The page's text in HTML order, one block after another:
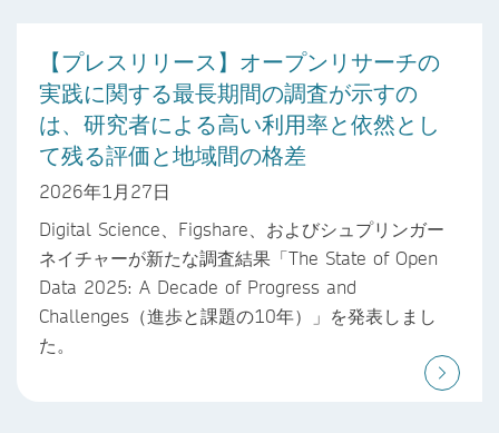
【プレスリリース】オープンリサーチの
実践に関する最長期間の調査が示すの
は、研究者による高い利用率と依然とし
て残る評価と地域間の格差
2026年1月27日
Digital Science、Figshare、およびシュプリンガー
ネイチャーが新たな調査結果「The State of Open
Data 2025: A Decade of Progress and
Challenges（進歩と課題の10年）」を発表しまし
た。